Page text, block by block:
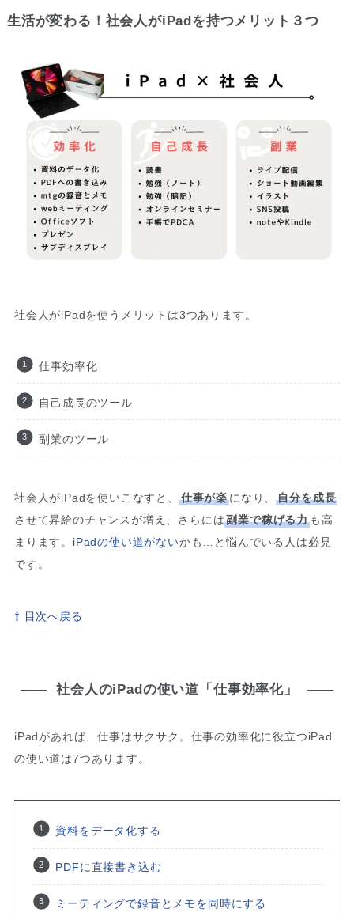
生活が変わる！社会人がiPadを持つメリット３つ
社会人がiPadを使うメリットは3つあります。
仕事効率化
自己成長のツール
副業のツール
社会人がiPadを使いこなすと、 仕事が楽になり、自分を成長
させて昇給のチャンスが増え、さらには副業で稼げる力 も高
まります。 iPadの使い道がないかも…と悩んでいる人は必見
です。
⇧ 目次へ戻る
社会人のiPadの使い道「仕事効率化」
iPadがあれば、仕事はサクサク。仕事の効率化に役立つiPad
の使い道は7つあります。
資料をデータ化する
PDFに直接書き込む
ミーティングで録音とメモを同時にする